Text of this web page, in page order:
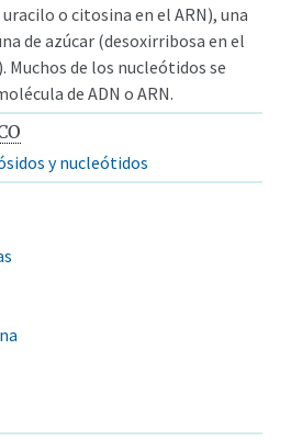
o citosina en el ARN), una
de azúcar (desoxirribosa en el
Muchos de los nucleótidos se
de ADN o ARN.
y nucleótidos